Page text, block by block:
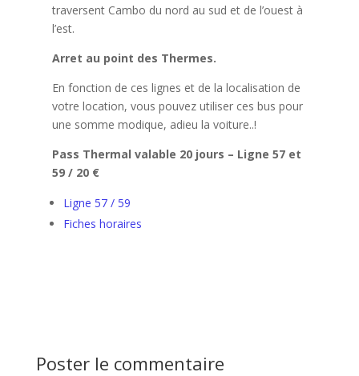
traversent Cambo du nord au sud et de l’ouest à
l’est.
Arret au point des Thermes.
En fonction de ces lignes et de la localisation de
votre location, vous pouvez utiliser ces bus pour
une somme modique, adieu la voiture..!
Pass Thermal valable 20 jours – Ligne 57 et
59 / 20 €
Ligne 57 / 59
Fiches horaires
Poster le commentaire